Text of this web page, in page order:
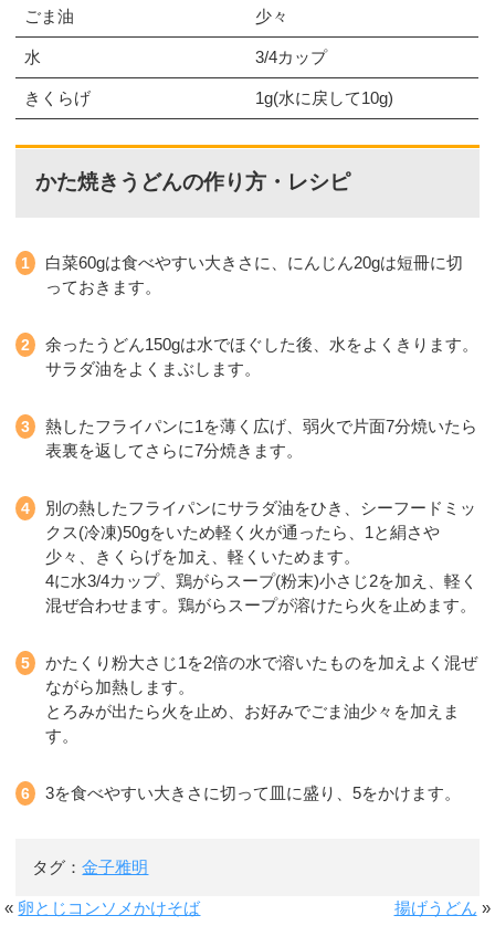
ごま油 少々
水 3/4カップ
きくらげ 1g(水に戻して10g)
かた焼きうどんの作り方・レシピ
白菜60gは食べやすい大きさに、にんじん20gは短冊に切
っておきます。
余ったうどん150gは水でほぐした後、水をよくきります。
サラダ油をよくまぶします。
熱したフライパンに1を薄く広げ、弱火で片面7分焼いたら
表裏を返してさらに7分焼きます。
別の熱したフライパンにサラダ油をひき、シーフードミッ
クス(冷凍)50gをいため軽く火が通ったら、1と絹さや
少々、きくらげを加え、軽くいためます。
4に水3/4カップ、鶏がらスープ(粉末)小さじ2を加え、軽く
混ぜ合わせます。鶏がらスープが溶けたら火を止めます。
かたくり粉大さじ1を2倍の水で溶いたものを加えよく混ぜ
ながら加熱します。
とろみが出たら火を止め、お好みでごま油少々を加えま
す。
3を食べやすい大きさに切って皿に盛り、5をかけます。
タグ：金子雅明
« 卵とじコンソメかけそば 揚げうどん »